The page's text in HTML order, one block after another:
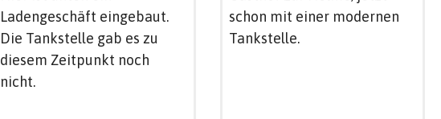
Ladengeschäft eingebaut.
Die Tankstelle gab es zu
diesem Zeitpunkt noch
nicht.
schon mit einer modernen
Tankstelle.